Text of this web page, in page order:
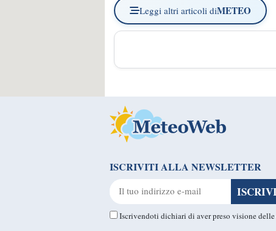
Leggi altri articoli diMETEO
ISCRIVITI ALLA NEWSLETTER
Iscrivendoti dichiari di aver preso visione delle